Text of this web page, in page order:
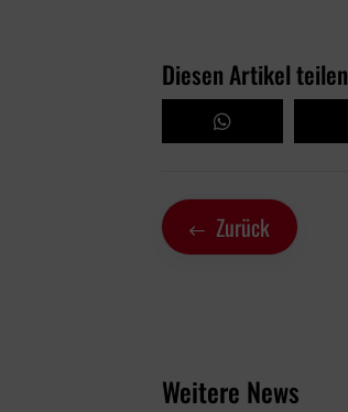
Diesen Artikel teilen
Zurück
Weitere News